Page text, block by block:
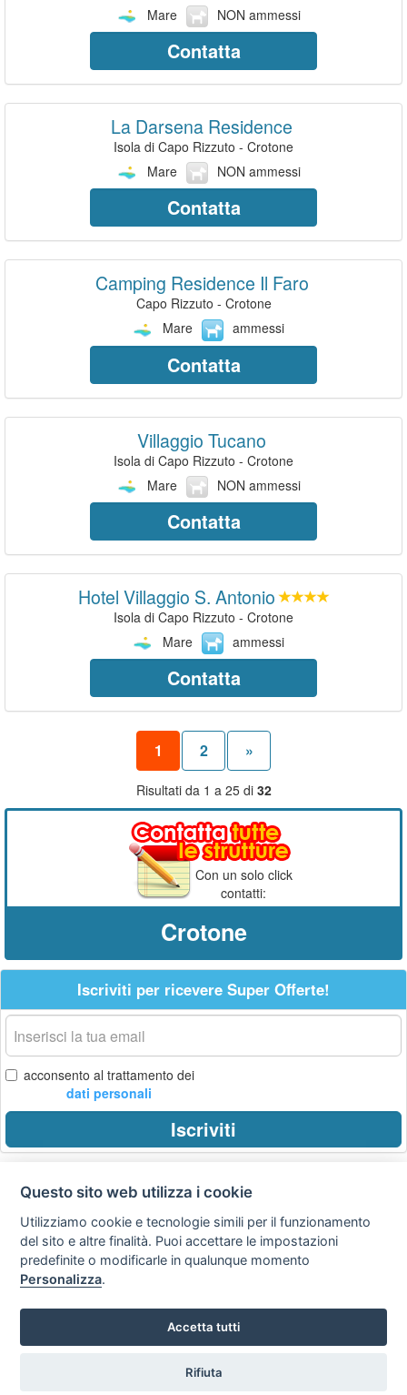
Mare
NON ammessi
Contatta
La Darsena Residence
Isola di Capo Rizzuto - Crotone
Mare
NON ammessi
Contatta
Camping Residence Il Faro
Capo Rizzuto - Crotone
Mare
ammessi
Contatta
Villaggio Tucano
Isola di Capo Rizzuto - Crotone
Mare
NON ammessi
Contatta
Hotel Villaggio S. Antonio
Isola di Capo Rizzuto - Crotone
Mare
ammessi
Contatta
1 2 »
Risultati da 1 a 25 di 32
Con un solo click
contatti:
Crotone
Iscriviti per ricevere Super Offerte!
La
tua
email
acconsento al trattamento dei
dati personali
Iscriviti
Privacy
policy
Avviso
legale
Preferenze cookie
Copyright © 2008
SVILUPPO TURISMO ITALIA S.r.L. unipersonale
P.IVA: 01665350433 - R.E.A. FM-195884 Via A. Costa, 2
63822 Porto San Giorgio (FM)
Questo sito web utilizza i cookie
Utilizziamo cookie e tecnologie simili per il funzionamento
del sito e altre finalità. Puoi accettare le impostazioni
predefinite o modificarle in qualunque momento
Personalizza.
Accetta tutti
Rifiuta